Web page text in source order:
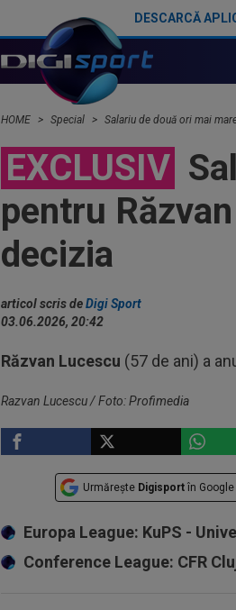
DESCARCĂ
HOME Special Salariu de două ori mai
EXCLUSIV
pentru
decizia
articol scris deDigi Sport
03.06.2026, 20:42
Răzvan Lucescu (57 de ani) a
Razvan Lucescu / Foto: Profimedia
Urmărește Digisport în
Europa League: KuPS -
Conference League: CFR